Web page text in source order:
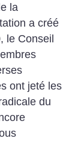
la
a créé
le Conseil
ont jeté les
du